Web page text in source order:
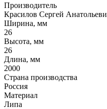
Производитель
Красилов Сергей
Ширина, мм
26
Высота, мм
26
Длина, мм
2000
Страна производства
Россия
Материал
Липа